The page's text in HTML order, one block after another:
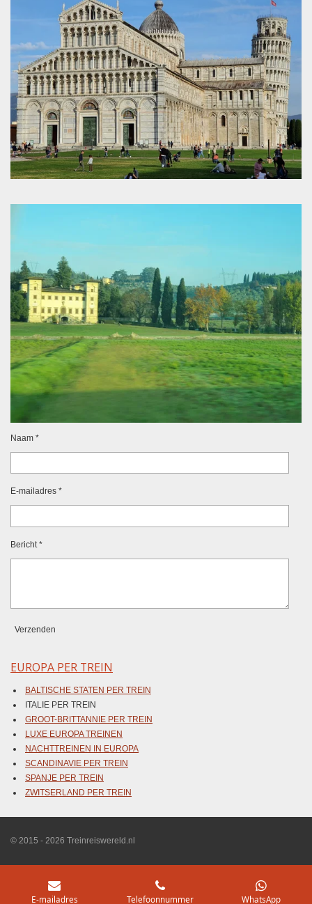
Naam *
E-mailadres *
Bericht *
Verzenden
EUROPA PER TREIN
BALTISCHE STATEN PER TREIN
ITALIE PER TREIN
GROOT-BRITTANNIE PER TREIN
LUXE EUROPA TREINEN
NACHTTREINEN IN EUROPA
SCANDINAVIE PER TREIN
SPANJE PER TREIN
ZWITSERLAND PER TREIN
© 2015 - 2026 Treinreiswereld.nl
E-mailadres Telefoonnummer WhatsApp